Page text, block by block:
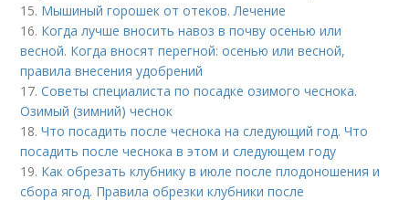
15. Мышиный горошек от отеков. Лечение
16. Когда лучше вносить навоз в почву осенью или
весной. Когда вносят перегной: осенью или весной,
правила внесения удобрений
17.Советы специалиста по посадке озимого чеснока.
Озимый (зимний) чеснок
18.Что посадить после чеснока на следующий год. Что
посадить после чеснока в этом и следующем году
19. Как обрезать клубнику в июле после плодоношения и
сбора ягод. Правила обрезки клубники после